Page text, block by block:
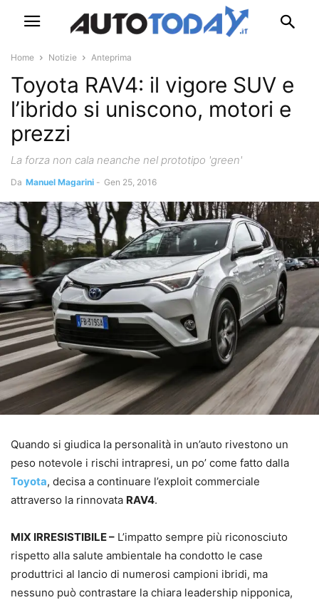
Home Notizie Anteprima
Toyota RAV4: il vigore SUV e
l’ibrido si uniscono, motori e
prezzi
La forza non cala neanche nel prototipo 'green'
Da Manuel Magarini - Gen 25, 2016
Quando si giudica la personalità in un’auto rivestono un
peso notevole i rischi intrapresi, un po’ come fatto dalla
Toyota, decisa a continuare l’exploit commerciale
attraverso la rinnovata RAV4.
MIX IRRESISTIBILE – L’impatto sempre più riconosciuto
rispetto alla salute ambientale ha condotto le case
produttrici al lancio di numerosi campioni ibridi, ma
nessuno può contrastare la chiara leadership nipponica,